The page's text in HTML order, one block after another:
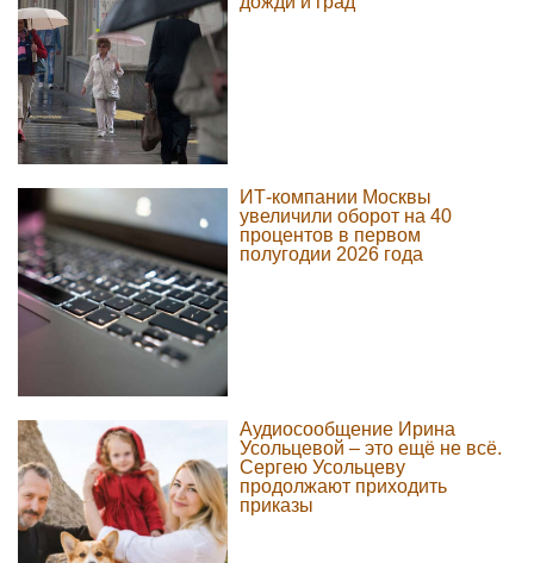
ИТ-компании Москвы
увеличили оборот на 40
процентов в первом
полугодии 2026 года
Аудиосообщение Ирина
Усольцевой – это ещё не всё.
Сергею Усольцеву
продолжают приходить
приказы